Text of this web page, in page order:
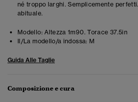
né troppo larghi. Semplicemente
abituale.
Modello: Altezza 1m90. Torace 37.5in
Il/La modello/a indossa: M
Guida Alle Taglie
Composizione e cura